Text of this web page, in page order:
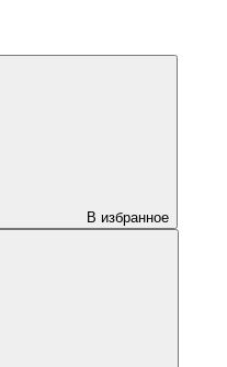
В избранное